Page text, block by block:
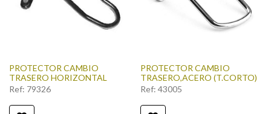
PROTECTOR CAMBIO
TRASERO HORIZONTAL
Ref: 79326
PROTECTOR CAMBIO
TRASERO,ACERO (T.CORTO)
Ref: 43005